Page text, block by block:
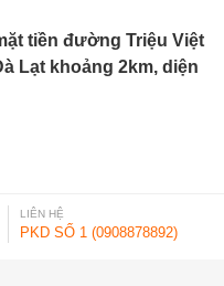
tiền đường Triệu Việt
Lạt khoảng 2km, diện
LIÊN HỆ
PKD SỐ 1 (0908878892)